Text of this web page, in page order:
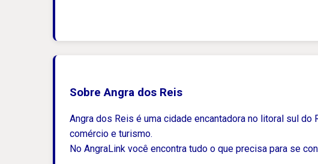
Sobre Angra dos Reis
Angra dos Reis é uma cidade encantadora no litoral sul
comércio e turismo.
No AngraLink você encontra tudo o que precisa para se